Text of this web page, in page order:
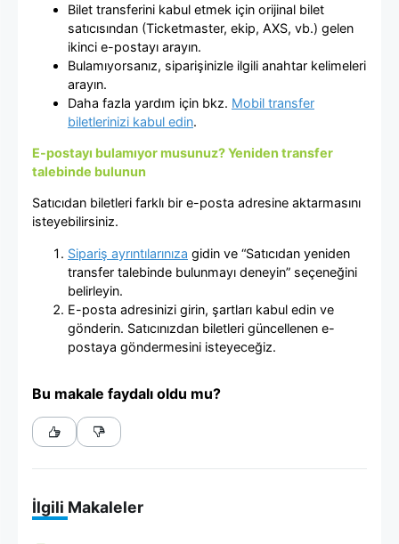
Bilet transferini kabul etmek için orijinal bilet
satıcısından (Ticketmaster, ekip, AXS, vb.) gelen
ikinci e-postayı arayın.
Bulamıyorsanız, siparişinizle ilgili anahtar kelimeleri
arayın.
Daha fazla yardım için bkz. Mobil transfer
biletlerinizi kabul edin.
E-postayı bulamıyor musunuz? Yeniden transfer
talebinde bulunun
Satıcıdan biletleri farklı bir e-posta adresine aktarmasını
isteyebilirsiniz.
Sipariş ayrıntılarınıza gidin ve “Satıcıdan yeniden
transfer talebinde bulunmayı deneyin” seçeneğini
belirleyin.
E-posta adresinizi girin, şartları kabul edin ve
gönderin. Satıcınızdan biletleri güncellenen e-
postaya göndermesini isteyeceğiz.
Bu makale faydalı oldu mu?
İlgili Makaleler